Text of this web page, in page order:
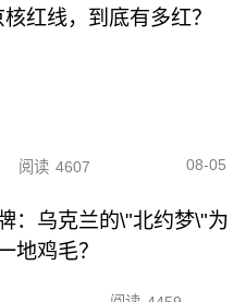
红线，到底有多红？
阅读 4607 08-05
：乌克兰的\"北约梦\"为
地鸡毛？